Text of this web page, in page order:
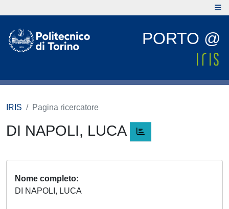
PORTO @
IRIS Pagina ricercatore
DI NAPOLI, LUCA
Nome completo
DI NAPOLI, LUCA